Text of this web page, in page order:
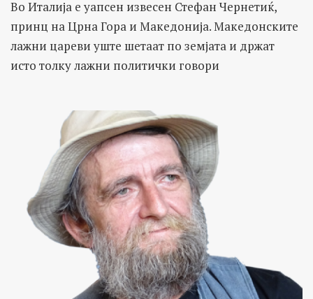
Во Италија е уапсен извесен Стефан Чернетиќ,
принц на Црна Гора и Македонија. Македонските
лажни цареви уште шетаат по земјата и држат
исто толку лажни политички говори